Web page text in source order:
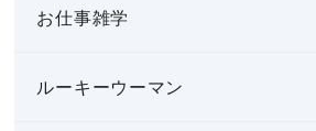
お仕事雑学
ルーキーウーマン